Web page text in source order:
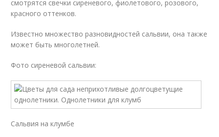
смотрятся свечки сиреневого, фиолетового, розового,
красного оттенков.
Известно множество разновидностей сальвии, она также
может быть многолетней.
Фото сиреневой сальвии:
Сальвия на клумбе